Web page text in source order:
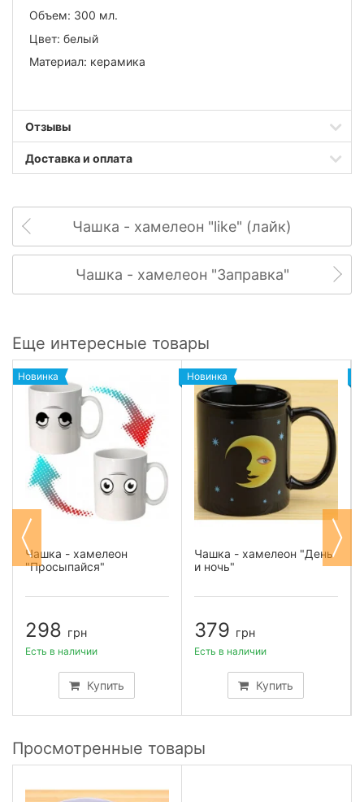
Объем: 300 мл.
Цвет: белый
Материал: керамика
Отзывы
Доставка и оплата
Чашка - хамелеон "like" (лайк)
Чашка - хамелеон "Заправка"
Еще интересные товары
Новинка
Чашка - хамелеон
"Просыпайся"
298 грн
Купить
Есть в наличии
Новинка
Чашка - хамелеон "День
и ночь"
379 грн
Купить
Есть в наличии
Просмотренные товары